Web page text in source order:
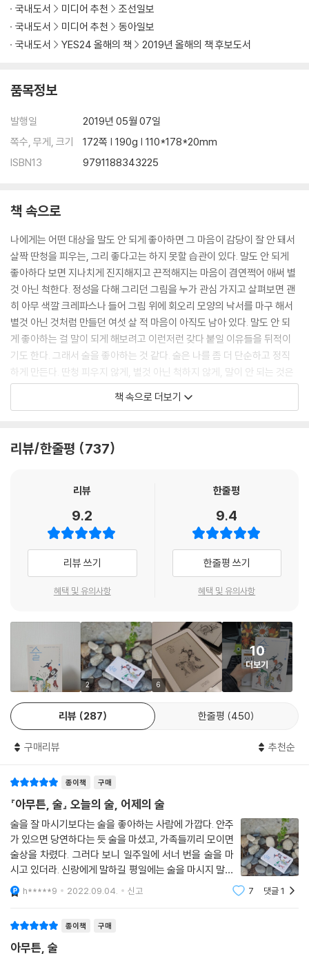
국내도서
미디어 추천
조선일보
국내도서
미디어 추천
동아일보
국내도서
YES24 올해의 책 2019년 올해의 책 후보도서
품목정보
발행일
2019년 05월 07일
쪽수, 무게, 크기
172쪽 | 190g | 110*178*20mm
ISBN13
9791188343225
책 속으로
나에게는 어떤 대상을 말도 안 되게 좋아하면 그 마음이 감당이 잘 안 돼서
살짝 딴청을 피우는, 그리 좋다고는 하지 못할 습관이 있다. 말도 안 되게
좋아하다 보면 지나치게 진지해지고 끈적해지는 마음이 겸연쩍어 애써 별
것 아닌 척한다. 정성을 다해 그리던 그림을 누가 관심 가지고 살펴보면 괜
히 아무 색깔 크레파스나 들어 그림 위에 회오리 모양의 낙서를 마구 해서
별것 아닌 것처럼 만들던 여섯 살 적 마음이 아직도 남아 있다. 말도 안 되
게 좋아하는 걸 말이 되게 해보려고 이런저런 갖다 붙일 이유들을 뒤적이
기도 한다. 그래서 술을 좋아하는 것 같다. 술은 나를 좀 더 단순하고 정직
하게 만든다. 딴청 피우지 않게, 별것 아닌 척하지 않게, 말이 안 되는 것은
말이 안 되는 채로 받아들이고 들이밀 수 있게.
듯이, 신나서 술잔에 술을 따르는 순간 다음 날 숙취로 머리가 지끈지끈할
전히 ‘닫는다’는 인생에 잘 없다. 그런 점에서 홍콩을 닫고 술친구를 열어젖
의 즐거운 저녁을 위해 기꺼이 내일의 숙취를 선택하는 것과도 닮았다. 삶
은 선택의 총합이기도 하지만 하지 않은 선택의 총합이기도 하니까. 가지
않은 미래가 모여 만들어진 현재가 나는 마음에 드니까.
---「술이 인생을 바꾼 순간」중에서
에 추가로 밑줄 친 부분은 루이스가 스스로에게 의문을 던지는 마지막 단
락이다. “나는 처음부터 나의 목적지가 어디인지를 알고 있었고, 그것에 상
응하는 경로를 골랐어. 하지만 지금 나는 환희의 극치를 향해 가고 있을까,
아니면 고통의 극치를 향해 가고 있을까?” 이건 바로 내가 술집에 들어갈
때마다 겪는 딜레마다. 특히 음주를 시작하기 애매하디애매한 함정 같은
시간에. 환희의 극치일까, 고통의 극치일까. 가는 기차는 천국행이고 돌아
오는 기차는 지옥행일 이상한 왕복 기차권을 끊을지 말지, 그냥 얌전히(?)
---「지구인의 술 규칙」중에서
주변 와인 마니아들에게서 수없이 들어왔던, 와인에 잘못 빠지면 집안 살
림 거덜 난다는 말이 갑자기 생생한 현실로 다가왔다. 그랬다. 이건 단지 비
싼 와인을 한 번 사고 말고의 문제가 아니었다. 혀의 감각이 쑥쑥 커지는 속
도를 현실이 쫓아가지 못할 미래의 문제였다. 이미 웬만한 와인에는 예전
처럼 만족하지 못하는 혀를, 만족의 허들이 높아져갈 혀를, 내가 앞으로 계
속 감당할 수 있을까? 아니, 이런 식으로 나가다가는 올해 뿌린 포도씨가
와인이 되기도 전에 망할 거야. ‘세 치 혀가 사람 잡는다’는 속담이 말에 관
한 경고인 줄만 알았지, 미각에 대한 경고가 될 수도 있다는 건 꿈에도 몰랐
다.
---「와인, 어쩌면 가장 무서운 술」중에서
책 속으로 더보기
리뷰/한줄평 737
리뷰
9.2
리뷰 쓰기
혜택 및 유의사항
한줄평
9.4
한줄평 쓰기
혜택 및 유의사항
2 6
10
더보기
리뷰 287 한줄평 450
구매리뷰 추천순
종이책 구매
『아무튼, 술』 오늘의 술, 어제의 술
술을 잘 마시기보다는 술을 좋아하는 사람에 가깝다. 안주
가 있으면 당연하다는 듯 술을 마셨고, 가족들끼리 모이면
술상을 차렸다. 그러다 보니 일주일에 서너 번을 술을 마
시고 있더라. 신랑에게 말하길 평일에는 술을 마시지 말고
주말에만 마시는 건 어떠냐고 했었다. 그러자 약속했지만
잘 지켜지지 않다가 최근에는 거의 지키고 있다. 일주일을
h*****9 2022.09.04. 신고 7 댓글1
종이책 구매
아무튼, 술